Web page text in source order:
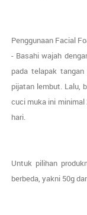
Penggunaan Facial
- Basahi wajah
pada telapak
pijatan lembut. Lalu,
cuci muka ini
hari.
Untuk pilihan
berbeda, yakni 50g